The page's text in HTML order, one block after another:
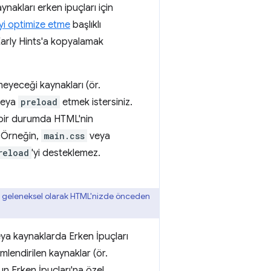
erken ipuçları için
optimize etmebaşlıklı
Hints'a kopyalamak
kaynakları (ör.
preload etmek istersiniz.
durumda HTML'nin
main.css veya
'yi desteklemez.
olarak HTML'nizde önceden
kaynaklarda Erken İpuçları
kaynaklar (ör.